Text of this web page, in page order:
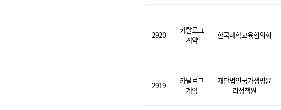
2920
카탈로그
계약
한국대학교육협의회
2919
카탈로그
계약
재단법인국가생명윤
리정책원